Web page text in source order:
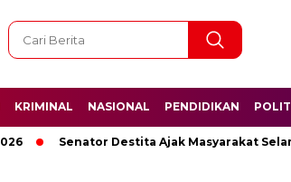
KRIMINAL NASIONAL PENDIDIKAN
Senator Destita Ajak Masyarakat